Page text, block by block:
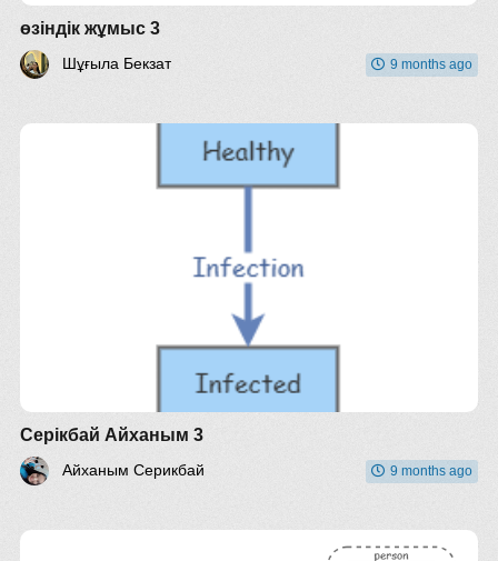
өзіндік жұмыс 3
Шұғыла Бекзат 9 months ago
Серікбай Айханым 3
Айханым Серикбай 9 months ago